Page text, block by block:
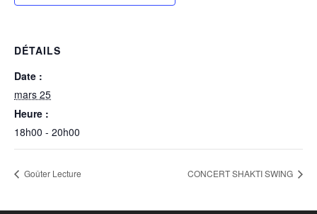
DÉTAILS
Date :
mars 25
Heure :
18h00 - 20h00
Goûter Lecture CONCERT SHAKTI SWING